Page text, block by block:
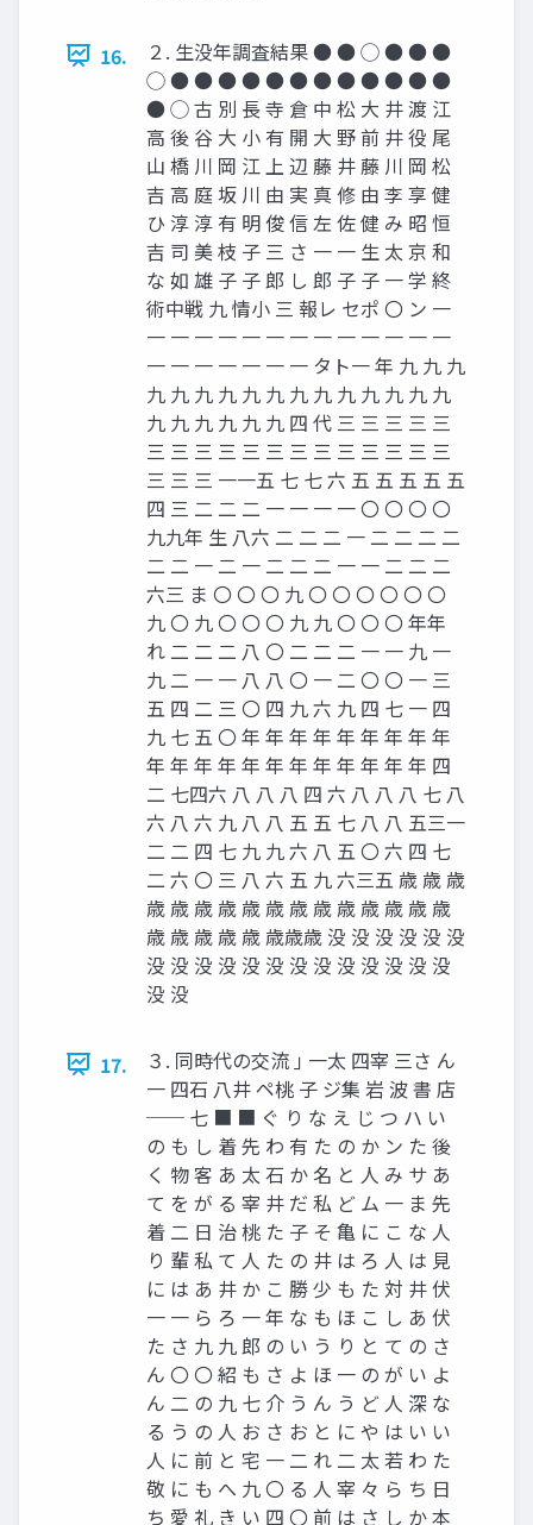
16.
２. 生没年調査結果 ● ● ◯ ● ● ●
◯ ● ● ● ● ● ● ● ● ● ● ● ●
● ◯ 古 別 長 寺 倉 中 松 大 井 渡 江
高 後 谷 大 小 有 開 大 野 前 井 役 尾
山 橋 川 岡 江 上 辺 藤 井 藤 川 岡 松
吉 高 庭 坂 川 由 実 真 修 由 李 享 健
ひ 淳 淳 有 明 俊 信 左 佐 健 み 昭 恒
吉 司 美 枝 子 三 さ 一 一 生 太 京 和
な 如 雄 子 子 郎 し 郎 子 子 一 学 終
術中戦 九 情小 三 報レ セポ 〇 ン 一
一 一 一 一 一 一 一 一 一 一 一 一 一
一 一 一 一 一 一 一 タト一 年 九 九 九
九 九 九 九 九 九 九 九 九 九 九 九 九
九 九 九 九 九 九 四 代 三 三 三 三 三
三 三 三 三 三 三 三 三 三 三 三 三 三
三 三 三 一一五 七 七 六 五 五 五 五 五
四 三 二 二 二 一 一 一 一 〇 〇 〇 〇
九九年 生 八六 二 二 二 一 二 二 二 二
二 二 一 二 一 二 二 二 一 一 二 二 二
六三 ま 〇 〇 〇 九 〇 〇 〇 〇 〇 〇
九 〇 九 〇 〇 〇 九 九 〇 〇 〇 年年
れ 二 二 二 八 〇 二 二 二 一 一 九 一
九 二 一 一 八 八 〇 一 二 〇 〇 一 三
五 四 二 三 〇 四 九 六 九 四 七 一 四
九 七 五 〇 年 年 年 年 年 年 年 年 年
年 年 年 年 年 年 年 年 年 年 年 年 四
二 七四六 八 八 八 四 六 八 八 八 七 八
六 八 六 九 八 八 五 五 七 八 八 五三一
二 二 四 七 九 九 六 八 五 〇 六 四 七
二 六 〇 三 八 六 五 九 六三五 歳 歳 歳
歳 歳 歳 歳 歳 歳 歳 歳 歳 歳 歳 歳 歳
歳 歳 歳 歳 歳 歳歳歳 没 没 没 没 没 没
没 没 没 没 没 没 没 没 没 没 没 没 没
没 没
17.
３. 同時代の交流 ｣ 一太 四宰 三さ ん
一 四石 八井 ペ桃 子 ジ集 岩 波 書 店
── 七 ■ ■ ぐ り な え じ つ ハ い
の も し 着 先 わ 有 た の か ン た 後
く 物 客 あ 太 石 か 名 と 人 み サ あ
て を が る 宰 井 だ 私 ど ム 一 ま 先
着 二 日 治 桃 た 子 そ 亀 に こ な 人
り 輩 私 て 人 た の 井 は ろ 人 は 見
に は あ 井 か こ 勝 少 も た 対 井 伏
一 一 ら ろ 一 年 な も ほ こ し あ 伏
た さ 九 九 郎 の い う り と て の さ
ん 〇 〇 紹 も さ よ ほ 一 の が い よ
ん 二 の 九 七 介 う ん う ど 人 深 な
る う の 人 お さ お と に や は い い
人 に 前 と 宅 一 二 れ 二 太 若 わ た
敬 に も へ 九 〇 る 人 宰 々 ら ち 日
ち 愛 礼 き い 四 〇 前 は さ し か 本